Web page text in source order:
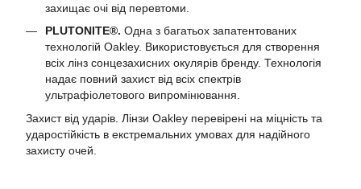
захищає очі від перевтоми.
PLUTONITE®. Одна з багатьох запатентованих
технологій Oakley. Використовується для створення
всіх лінз сонцезахисних окулярів бренду. Технологія
надає повний захист від всіх спектрів
ультрафіолетового випромінювання.
Захист від ударів. Лінзи Oakley перевірені на міцність та
ударостійкість в екстремальних умовах для надійного
захисту очей.